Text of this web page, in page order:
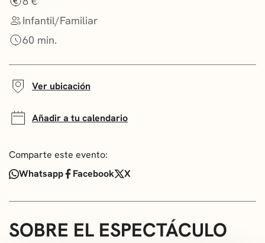
Infantil/Familiar
60 min.
Ver ubicación
Añadir a tu calendario
Comparte este evento:
Whatsapp
Facebook X
SOBRE EL ESPECTÁCULO